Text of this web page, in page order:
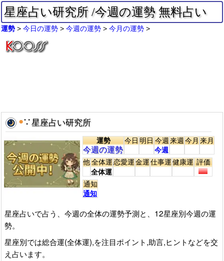
星座占い研究所 /今週の運勢 無料占い
運勢 今日の運勢 今週の運勢 今月の運勢
●∵星座占い研究所
運勢
今週の運勢
今日明日今週
今週
来週今月来月
他全体運
全体運
恋愛運金運仕事運健康運 評価
通知
通知
星座占いで占う、今週の全体の運勢予測と、12星座別今週の運
勢。
星座別では総合運(全体運),を注目ポイント,助言,ヒントなどを交
え占います。